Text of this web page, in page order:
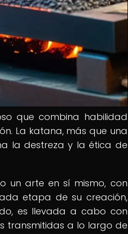
que combina habilidad
La katana, más que una
la destreza y la ética de
un arte en sí mismo, con
etapa de su creación,
es llevada a cabo con
transmitidas a lo largo de